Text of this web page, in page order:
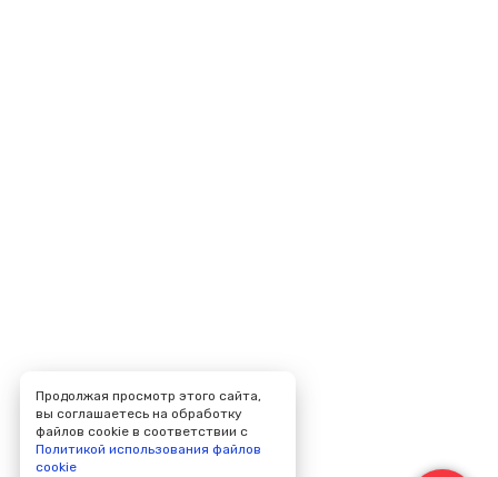
Продолжая просмотр этого сайта,
вы соглашаетесь на обработку
файлов cookie в соответствии с
Политикой использования файлов
cookie